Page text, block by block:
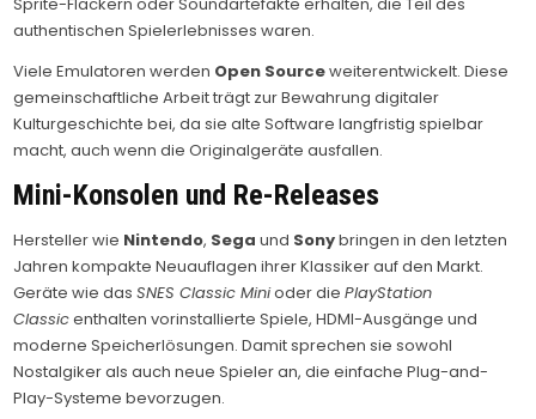
authentischen Spielerlebnisses waren.
Viele Emulatoren werden Open Sourceweiterentwickelt. Diese
gemeinschaftliche Arbeit trägt zur Bewahrung digitaler
Kulturgeschichte bei, da sie alte Software langfristig spielbar
macht, auch wenn die Originalgeräte ausfallen.
Mini-Konsolen und Re-Releases
Hersteller wie Nintendo, Sega und Sonybringen in den letzten
Jahren kompakte Neuauflagen ihrer Klassiker auf den Markt.
Geräte wie dasSNES Classic Minioder diePlayStation
Classicenthalten vorinstallierte Spiele, HDMI-Ausgänge und
moderne Speicherlösungen. Damit sprechen sie sowohl
Nostalgiker als auch neue Spieler an, die einfache Plug-and-
Play-Systeme bevorzugen.